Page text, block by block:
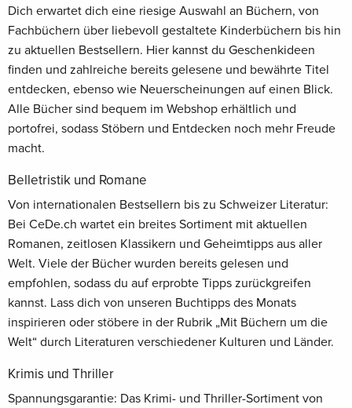
Dich erwartet dich eine riesige Auswahl an Büchern, von
Fachbüchern über liebevoll gestaltete Kinderbüchern bis hin
zu aktuellen Bestsellern. Hier kannst du Geschenkideen
finden und zahlreiche bereits gelesene und bewährte Titel
entdecken, ebenso wie Neuerscheinungen auf einen Blick.
Alle Bücher sind bequem im Webshop erhältlich und
portofrei, sodass Stöbern und Entdecken noch mehr Freude
macht.
Belletristik und Romane
Von internationalen Bestsellern bis zu Schweizer Literatur:
Bei CeDe.ch wartet ein breites Sortiment mit aktuellen
Romanen, zeitlosen Klassikern und Geheimtipps aus aller
Welt. Viele der Bücher wurden bereits gelesen und
empfohlen, sodass du auf erprobte Tipps zurückgreifen
kannst. Lass dich von unseren Buchtipps des Monats
inspirieren oder stöbere in der Rubrik „Mit Büchern um die
Welt“ durch Literaturen verschiedener Kulturen und Länder.
Krimis und Thriller
Spannungsgarantie: Das Krimi- und Thriller-Sortiment von